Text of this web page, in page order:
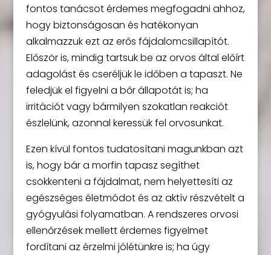
fontos tanácsot érdemes megfogadni ahhoz,
hogy biztonságosan és hatékonyan
alkalmazzuk ezt az erős fájdalomcsillapítót.
Először is, mindig tartsuk be az orvos által előírt
adagolást és cseréljük le időben a tapaszt. Ne
feledjük el figyelni a bőr állapotát is; ha
irritációt vagy bármilyen szokatlan reakciót
észlelünk, azonnal keressük fel orvosunkat.
Ezen kívül fontos tudatosítani magunkban azt
is, hogy bár a morfin tapasz segíthet
csökkenteni a fájdalmat, nem helyettesíti az
egészséges életmódot és az aktív részvételt a
gyógyulási folyamatban. A rendszeres orvosi
ellenőrzések mellett érdemes figyelmet
fordítani az érzelmi jólétünkre is; ha úgy